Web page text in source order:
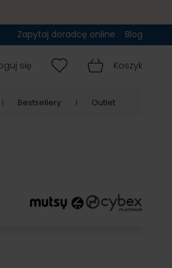
Zapytaj doradcę online Blog
się Koszyk
Bestsellery Outlet